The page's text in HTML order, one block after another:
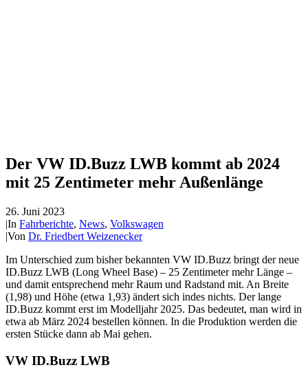
Der VW ID.Buzz LWB kommt ab 2024
mit 25 Zentimeter mehr Außenlänge
26. Juni 2023
|In Fahrberichte, News, Volkswagen
|Von Dr. Friedbert Weizenecker
Im Unterschied zum bisher bekannten VW ID.Buzz bringt der neue
ID.Buzz LWB (Long Wheel Base) – 25 Zentimeter mehr Länge –
und damit entsprechend mehr Raum und Radstand mit. An Breite
(1,98) und Höhe (etwa 1,93) ändert sich indes nichts. Der lange
ID.Buzz kommt erst im Modelljahr 2025. Das bedeutet, man wird in
etwa ab März 2024 bestellen können. In die Produktion werden die
ersten Stücke dann ab Mai gehen.
VW ID.Buzz LWB